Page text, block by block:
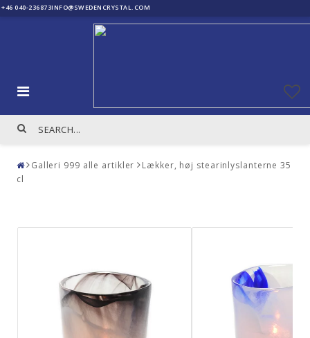
+46 040-236873INFO@SWEDENCRYSTAL.COM
Galleri 999 alle artikler
Lækker, høj stearinlyslanterne 35
cl